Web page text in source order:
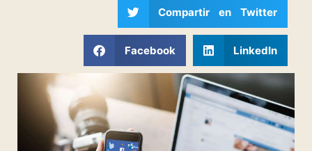
Compartir en Twitter
Facebook LinkedIn